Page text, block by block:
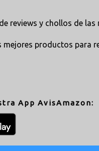
reviews y chollos de
mejores productos para
App AvisAmazon: